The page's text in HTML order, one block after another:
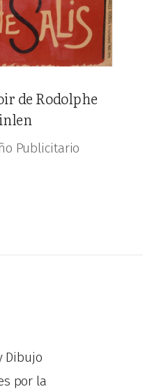
de Rodolphe
Publicitario
Dibujo
por la